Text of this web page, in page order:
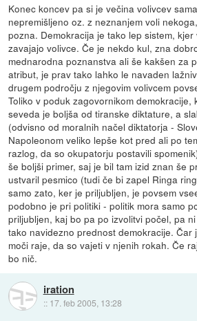
Konec koncev pa si je večina volivcev
nepremišljeno oz. z neznanjem voli
pozna. Demokracija je tako lep sistem,
zavajajo volivce. Če je nekdo kul, zna
mednarodna poznanstva ali še kakšen za
atribut, je prav tako lahko le navaden
drugem področju z njegovim volivcem
Toliko v poduk zagovornikom demokracije,
seveda je boljša od tiranske diktature, a
(odvisno od moralnih načel diktatorja -
Napoleonom veliko lepše kot pred ali po
razlog, da so okupatorju postavili
še boljši primer, saj je bil tam izid znan še
ustvaril pesmico (tudi če bi zapel Ringa
samo zato, ker je priljubljen, je povsem
podobno je pri politiki - politik mora samo
priljubljen, kaj bo pa po izvolitvi počel, pa
tako navidezno prednost demokracije. Čar
moči raje, da so vajeti v njenih rokah. Če
bo nič.
iration
:: 17. feb 2005, 13:28